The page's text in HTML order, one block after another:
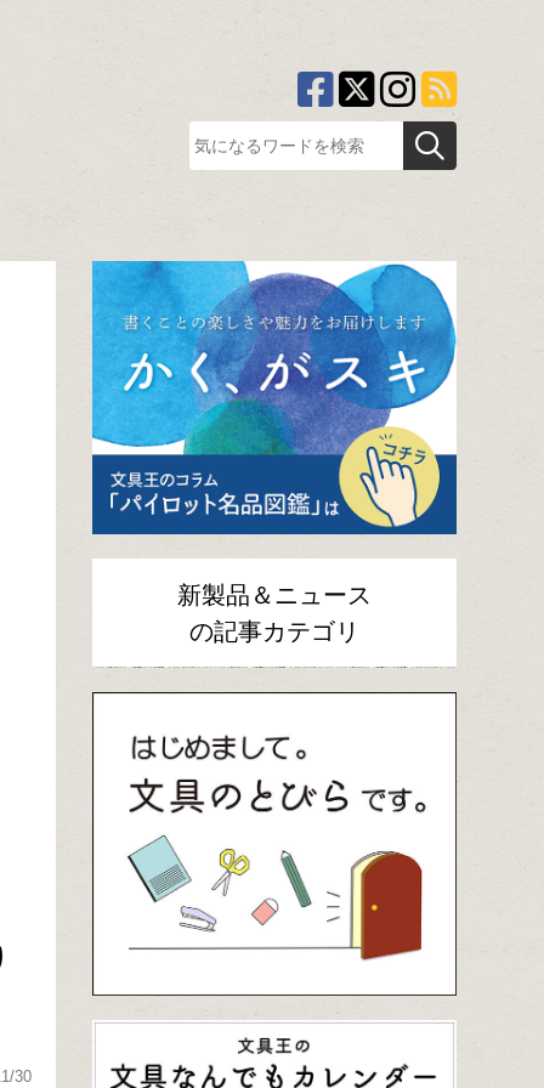
30
新製品＆ニュース
の記事カテゴリ